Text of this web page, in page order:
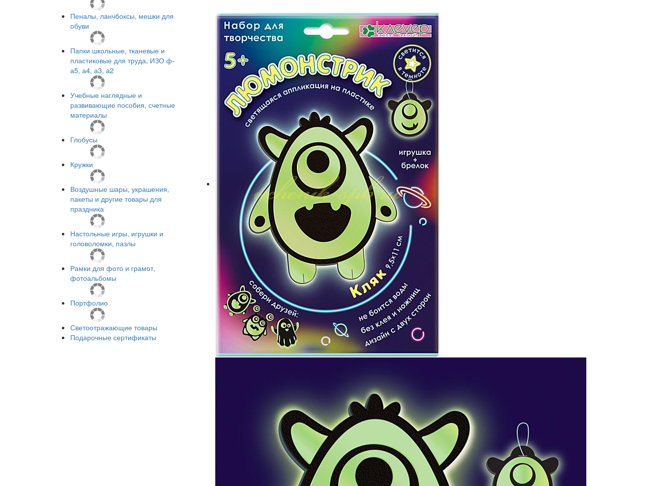
Пеналы, ланчбоксы, мешки для
обуви
Папки школьные, тканевые и
пластиковые для труда, ИЗО ф-
а5, а4, а3, а2
Учебные наглядные и
развивающие пособия, счетные
материалы
Глобусы
Кружки
Воздушные шары, украшения,
пакеты и другие товары для
праздника
Настольные игры, игрушки и
головоломки, пазлы
Рамки для фото и грамот,
фотоальбомы
Портфолио
Светоотражающие товары
Подарочные сертификаты